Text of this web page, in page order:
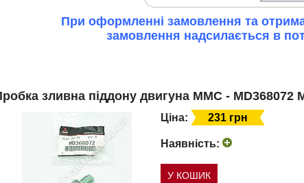
При оформленні замовлення та
замовлення надсилається в
Пробка зливна піддону двигуна MMC - MD368072
Ціна: 231 грн
Наявність: